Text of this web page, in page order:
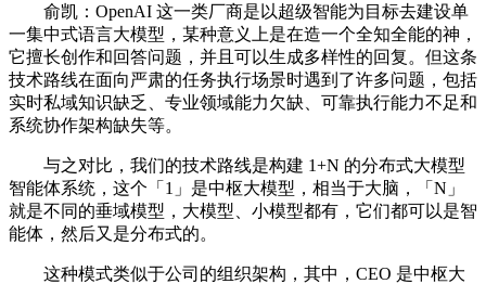
俞凯：OpenAI 这一类厂商是以超级智能为目标去建设单
一集中式语言大模型，某种意义上是在造一个全知全能的神，
它擅长创作和回答问题，并且可以生成多样性的回复。但这条
技术路线在面向严肃的任务执行场景时遇到了许多问题，包括
实时私域知识缺乏、专业领域能力欠缺、可靠执行能力不足和
系统协作架构缺失等。
与之对比，我们的技术路线是构建 1+N 的分布式大模型
智能体系统，这个「1」是中枢大模型，相当于大脑，「N」
就是不同的垂域模型，大模型、小模型都有，它们都可以是智
能体，然后又是分布式的。
这种模式类似于公司的组织架构，其中，CEO 是中枢大